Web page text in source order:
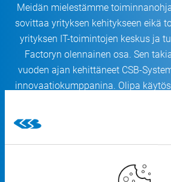
Meidän mielestämme
sovittaa yrityksen kehitykseen eikä
yrityksen IT-toimintojen keskus ja
Factoryn olennainen osa. Sen
vuoden ajan kehittäneet CSB-
innovaatiokumppanina. Olipa
kaikki toimialakohtaiset
yhteensopiva ja sitä voi laajentaa
asiakkaiden toiveiden ja